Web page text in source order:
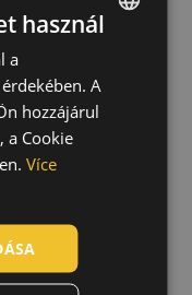
CZECH
HUNGARIAN
SLOVAK
GERMAN
használ
a
A
hozzájárul
a Cookie
Více